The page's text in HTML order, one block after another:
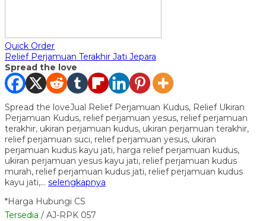
Quick Order
Relief Perjamuan Terakhir Jati Jepara
Spread the love
Spread the loveJual Relief Perjamuan Kudus, Relief Ukiran
Perjamuan Kudus, relief perjamuan yesus, relief perjamuan
terakhir, ukiran perjamuan kudus, ukiran perjamuan terakhir,
relief perjamuan suci, relief perjamuan yesus, ukiran
perjamuan kudus kayu jati, harga relief perjamuan kudus,
ukiran perjamuan yesus kayu jati, relief perjamuan kudus
murah, relief perjamuan kudus jati, relief perjamuan kudus
kayu jati,… selengkapnya
*Harga Hubungi CS
Tersedia / AJ-RPK 057